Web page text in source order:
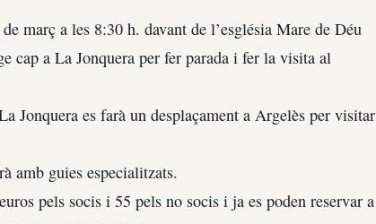
març a les 8:30 h. davant de l’església Mare de Déu
cap a La Jonquera per fer parada i fer la visita al
Jonquera es farà un desplaçament a Argelès per visitar
amb guies especialitzats.
pels socis i 55 pels no socis i ja es poden reservar a